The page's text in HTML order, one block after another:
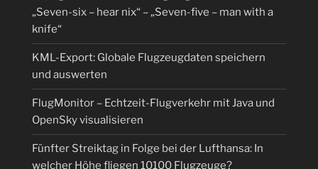
„Seven-six – hear nix“ – „Seven-five – man with a
knife“
KML-Export: Globale Flugzeugdaten speichern
und auswerten
FlugMonitor – Echtzeit-Flugverkehr mit Java und
OpenSky visualisieren
Fünfter Streiktag in Folge bei der Lufthansa: In
welcher Höhe fliegen 10100 Flugzeuge?